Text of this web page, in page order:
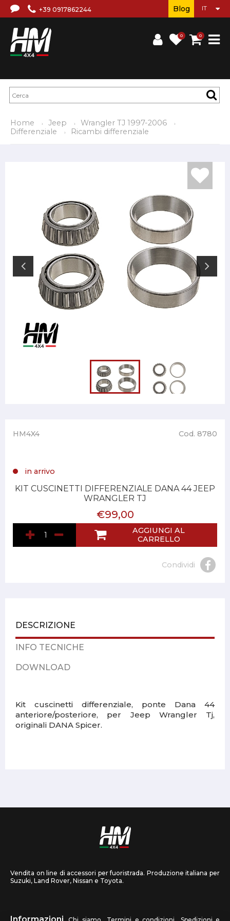
+39 0917862244
0 0
Blog
Home Jeep
Wrangler TJ 1997-2006
Differenziale
Ricambi differenziale
HM4X4 Cod. 8780
in arrivo
KIT CUSCINETTI DIFFERENZIALE DANA 44 JEEP
WRANGLER TJ
€99,00
AGGIUNGI AL
CARRELLO
Condividi
DESCRIZIONE
INFO TECNICHE
DOWNLOAD
Kit cuscinetti differenziale, ponte Dana 44
anteriore/posteriore, per Jeep Wrangler Tj,
originali DANA Spicer.
Vendita on line di accessori per fuoristrada. Produzione italiana per
Suzuki, Land Rover, Nissan e Toyota.